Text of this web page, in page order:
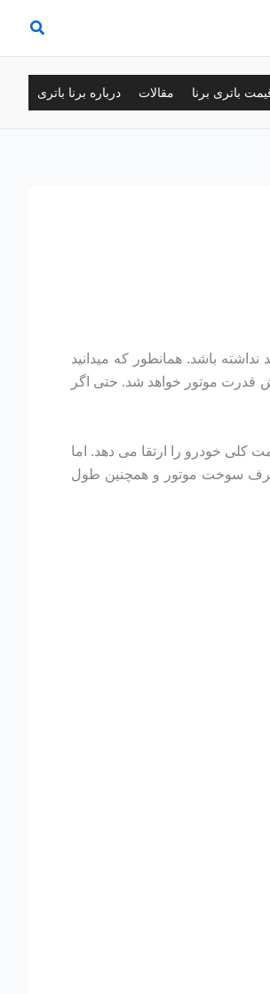
باتری برنا مقالات درباره برنا باتری
باشد. همانطور که میدانید
قدرت موتور خواهد شد. حتی اگر
کلی خودرو را ارتقا می دهد. اما
مصرف سوخت موتور و همچنین طول